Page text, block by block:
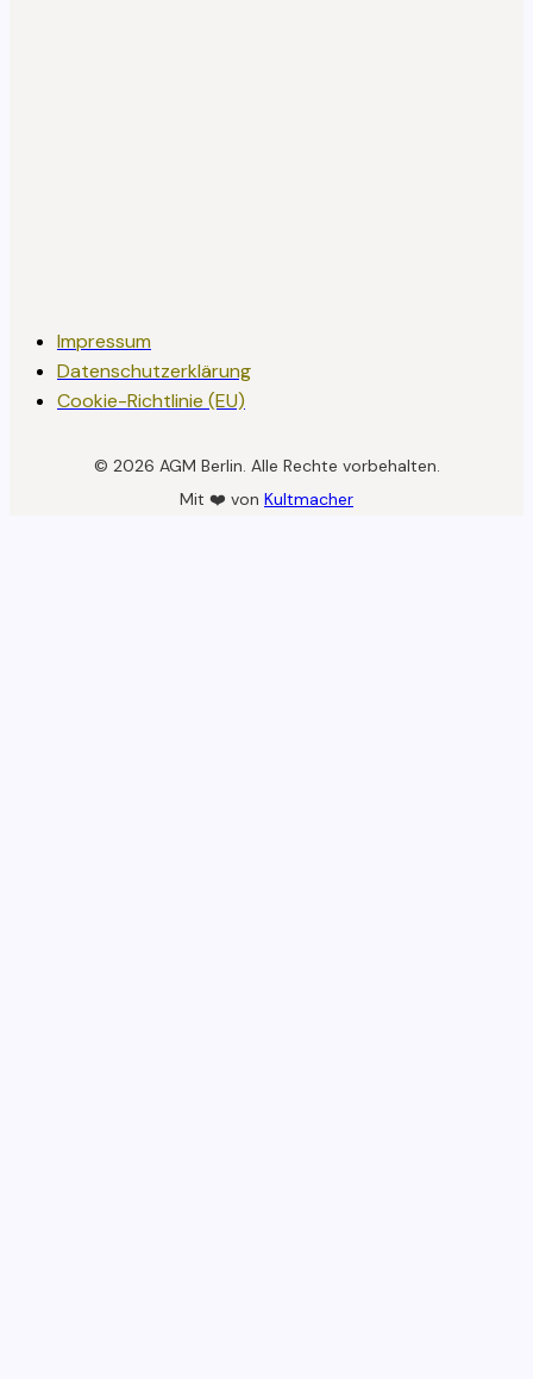
Impressum
Datenschutzerklärung
Cookie-Richtlinie (EU)
© 2026 AGM Berlin. Alle Rechte vorbehalten.
Mit ❤️ von Kultmacher